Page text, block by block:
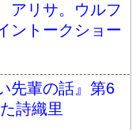
アリサ。ウルフ
ントークショー
先輩の話』第6
詩織里